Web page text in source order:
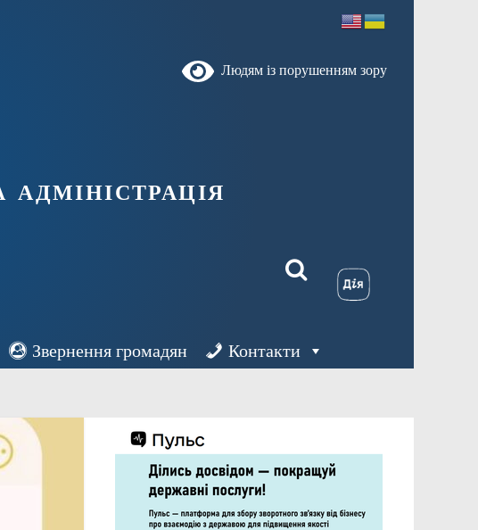
Людям із порушенням зору
Звернення громадян Контакти